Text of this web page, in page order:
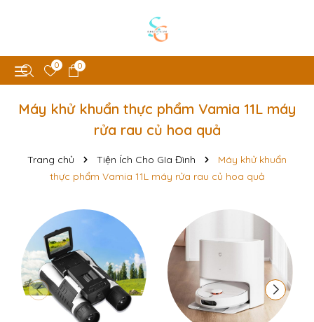
0 0
Máy khử khuẩn thực phẩm Vamia 11L máy
rửa rau củ hoa quả
Trang chủ Tiện Ích Cho GIa Đình
Máy khử khuẩn
thực phẩm Vamia 11L máy rửa rau củ hoa quả